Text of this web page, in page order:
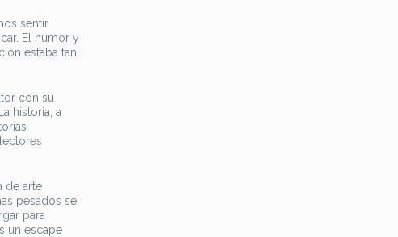
sentir
El humor y
estaba tan
con su
historia, a
de arte
pesados se
para
un escape